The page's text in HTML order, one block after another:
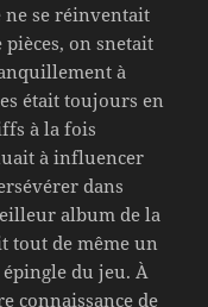
ne se réinventait
pièces, on snetait
à
était toujours en
à la fois
à influencer
dans
album de la
tout de même un
du jeu. À
connaissance de